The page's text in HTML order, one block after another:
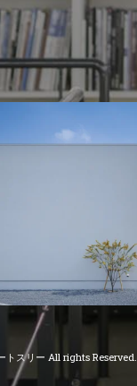
トスリー All rights Reserved.